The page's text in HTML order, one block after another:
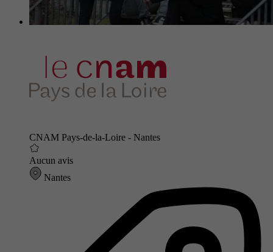
CNAM Pays-de-la-Loire - Nantes
Aucun avis
Nantes